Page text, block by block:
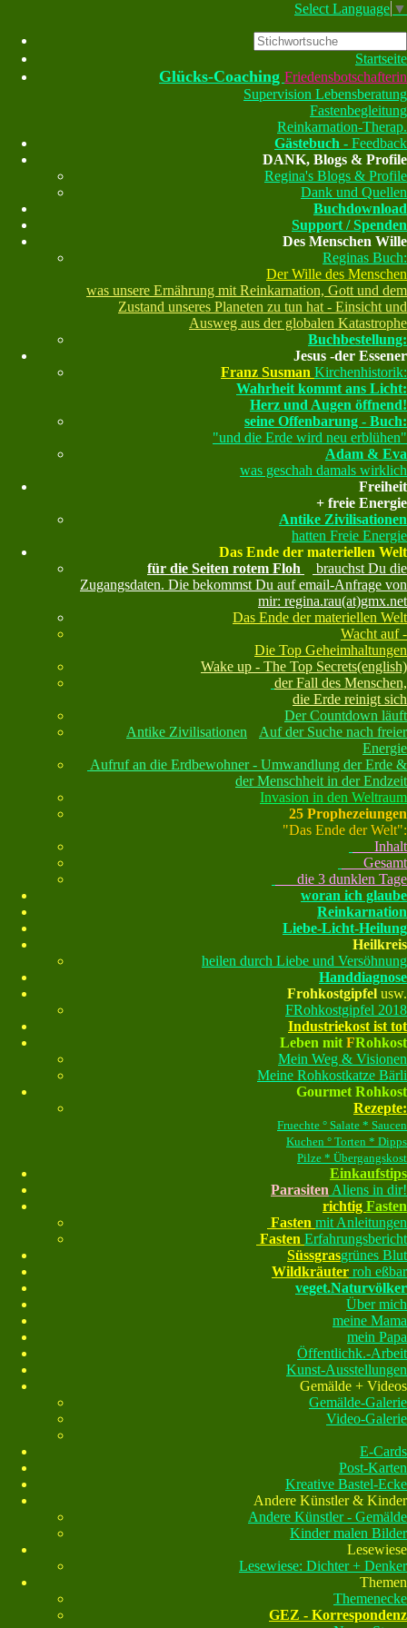
Select Language ▼
Startseite
Glücks-Coaching Friedensbotschafterin
Supervision Lebensberatung
Fastenbegleitung
Reinkarnation-Therap.
Gästebuch - Feedback
DANK, Blogs & Profile
Regina's Blogs & Profile
Dank und Quellen
Buchdownload
Support / Spenden
Des Menschen Wille
Reginas Buch:
Der Wille des Menschen
was unsere Ernährung mit Reinkarnation, Gott und dem
Zustand unseres Planeten zu tun hat - Einsicht und
Ausweg aus der globalen Katastrophe
Buchbestellung:
Jesus -der Essener
Franz Susman Kirchenhistorik:
Wahrheit kommt ans Licht:
Herz und Augen öffnend!
seine Offenbarung - Buch:
"und die Erde wird neu erblühen"
Adam & Eva
was geschah damals wirklich
Freiheit
+ freie Energie
Antike Zivilisationen
hatten Freie Energie
Das Ende der materiellen Welt
für die Seiten rotem Floh
brauchst Du die
Zugangsdaten. Die bekommst Du auf email-Anfrage von
mir: regina.rau(at)gmx.net
Das Ende der materiellen Welt
Wacht auf -
Die Top Geheimhaltungen
Wake up - The Top Secrets(english)
der Fall des Menschen,
die Erde reinigt sich
Der Countdown läuft
Antike Zivilisationen
Auf der Suche nach freier
Energie
Aufruf an die Erdbewohner - Umwandlung der Erde &
der Menschheit in der Endzeit
Invasion in den Weltraum
25 Prophezeiungen
"Das Ende der Welt":
Inhalt
Gesamt
die 3 dunklen Tage
woran ich glaube
Reinkarnation
Liebe-Licht-Heilung
Heilkreis
heilen durch Liebe und Versöhnung
Handdiagnose
Frohkostgipfel usw.
FRohkostgipfel 2018
Industriekost ist tot
Leben mit FRohkost
Mein Weg & Visionen
Meine Rohkostkatze Bärli
Gourmet Rohkost
Rezepte:
Fruechte ° Salate * Saucen
Kuchen ° Torten * Dipps
Pilze * Übergangskost
Einkaufstips
Parasiten Aliens in dir!
richtig Fasten
Fasten mit Anleitungen
Fasten Erfahrungsbericht
Süssgrasgrünes Blut
Wildkräuter roh eßbar
veget.Naturvölker
Über mich
meine Mama
mein Papa
Öffentlichk.-Arbeit
Kunst-Ausstellungen
Gemälde + Videos
Gemälde-Galerie
Video-Galerie
E-Cards
Post-Karten
Kreative Bastel-Ecke
Andere Künstler & Kinder
Andere Künstler - Gemälde
Kinder malen Bilder
Lesewiese
Lesewiese: Dichter + Denker
Themen
Themenecke
GEZ - Korrespondenz